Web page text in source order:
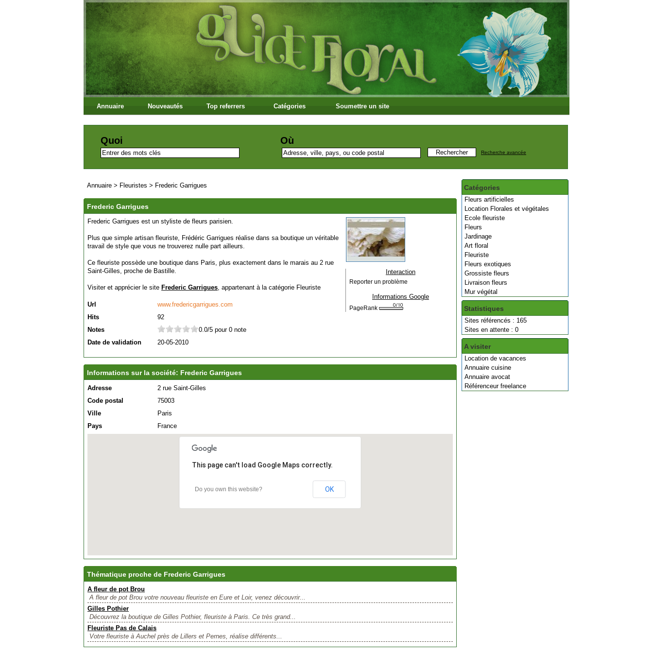
Annuaire Nouveautés Top referrers Catégories Soumettre un site
Quoi Où
Recherche avancée
Catégories
Fleurs artificielles
Location Florales et végétales
Ecole fleuriste
Fleurs
Jardinage
Art floral
Fleuriste
Fleurs exotiques
Grossiste fleurs
Livraison fleurs
Mur végétal
Statistiques
Sites référencés : 165
Sites en attente : 0
A visiter
Location de vacances
Annuaire cuisine
Annuaire avocat
Référenceur freelance
Annuaire > Fleuristes > Frederic Garrigues
Frederic Garrigues
Frederic Garrigues est un styliste de fleurs parisien.
Plus que simple artisan fleuriste, Frédéric Garrigues réalise dans sa boutique un véritable
travail de style que vous ne trouverez nulle part ailleurs.
Ce fleuriste possède une boutique dans Paris, plus exactement dans le marais au 2 rue
Saint-Gilles, proche de Bastille.
Visiter et apprécier le site Frederic Garrigues, appartenant à la catégorie Fleuriste
Url
www.fredericgarrigues.com
Hits
92
Notes
0.0/5 pour 0 note
Date de validation
20-05-2010
Interaction
Reporter un problème
Informations Google
PageRank
Informations sur la société: Frederic Garrigues
Adresse
2 rue Saint-Gilles
Code postal
75003
Ville
Paris
Pays
France
This page can't load Google Maps correctly.
Do you own this website? OK
Thématique proche de Frederic Garrigues
A fleur de pot Brou
A fleur de pot Brou votre nouveau fleuriste en Eure et Loir, venez découvrir...
Gilles Pothier
Découvrez la boutique de Gilles Pothier, fleuriste à Paris. Ce très grand...
Fleuriste Pas de Calais
Votre fleuriste à Auchel près de Lillers et Pernes, réalise différents...